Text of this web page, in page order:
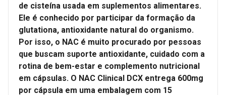
de cisteína usada em suplementos alimentares.
Ele é conhecido por participar da formação da
glutationa, antioxidante natural do organismo.
Por isso, o NAC é muito procurado por pessoas
que buscam suporte antioxidante, cuidado com a
rotina de bem-estar e complemento nutricional
em cápsulas. O NAC Clinical DCX entrega 600mg
por cápsula em uma embalagem com 15